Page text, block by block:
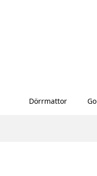
Dörrmattor